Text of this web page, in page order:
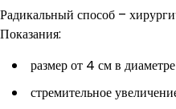
Радикальный способ –
Показания:
размер от 4 см в
стремительное